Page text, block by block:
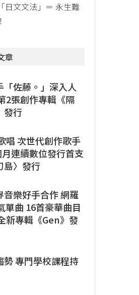
日文文法」＝ 永生難
章
「佐藤。」深入人
2張創作專輯《隔
發行
唱 次世代創作歌手
月連續數位發行首支
島〉發行
音樂好手合作 網羅
曲 16首豪華曲目
新專輯《Gen》發
勢 專門學校課程持